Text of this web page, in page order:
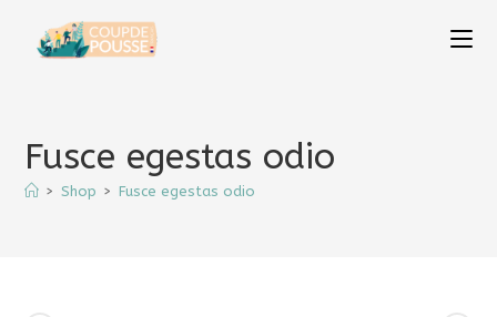
Fusce egestas odio
> Shop > Fusce egestas odio